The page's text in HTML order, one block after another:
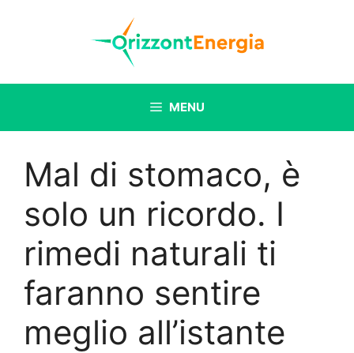
MENU
Mal di stomaco, è
solo un ricordo. I
rimedi naturali ti
faranno sentire
meglio all’istante